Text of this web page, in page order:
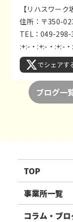
【リハスワーク
住所：〒350-
TEL：049-298-
:+:-・:+:-・:+:-
でシェアす
ブログ一
TOP
リハスワーク
リハスファーム
事業所一覧
関東エリア
コラム・ブ